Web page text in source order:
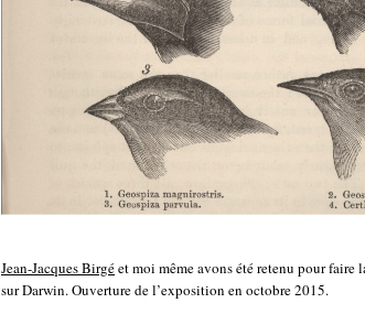
Jean-Jacques Birgéet moi même avons été retenu pour faire
sur Darwin. Ouverture de l’exposition en octobre 2015.